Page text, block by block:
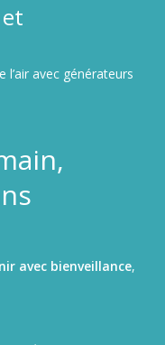
avec générateurs
avec bienveillance,